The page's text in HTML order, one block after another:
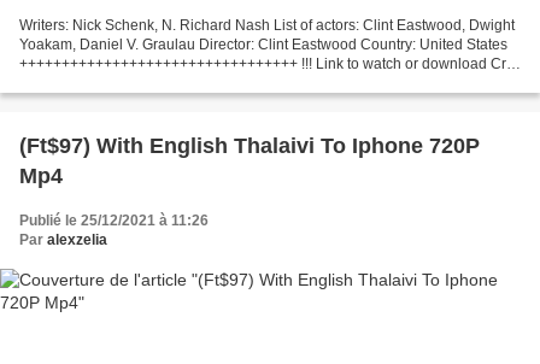
Writers: Nick Schenk, N. Richard Nash List of actors: Clint Eastwood, Dwight
Yoakam, Daniel V. Graulau Director: Clint Eastwood Country: United States
+++++++++++++++++++++++++++++++++ !!! Link to watch or download Cry
(Ft$97) With English Thalaivi To Iphone 720P
Mp4
Publié le 25/12/2021 à 11:26
Par alexzelia